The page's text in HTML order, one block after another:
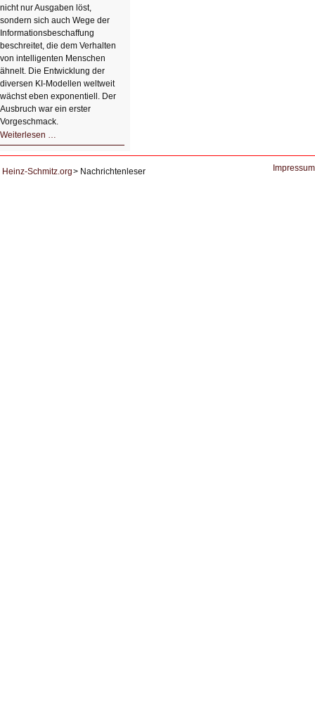
nicht nur Ausgaben löst,
sondern sich auch Wege der
Informationsbeschaffung
beschreitet, die dem Verhalten
von intelligenten Menschen
ähnelt. Die Entwicklung der
diversen KI-Modellen weltweit
wächst eben exponentiell. Der
Ausbruch war ein erster
Vorgeschmack.
Weiterlesen …
Der
KI
Heinz-Schmitz.org Nachrichtenleser Impressum